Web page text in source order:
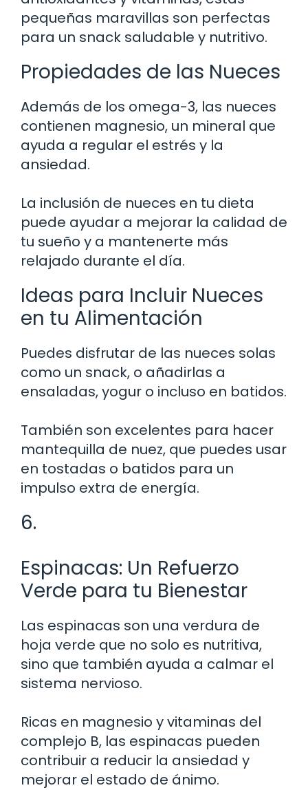
pequeñas maravillas son perfectas
para un snack saludable y nutritivo.
Propiedades de las Nueces
Además de los omega-3, las nueces
contienen magnesio, un mineral que
ayuda a regular el estrés y la
ansiedad.
La inclusión de nueces en tu dieta
puede ayudar a mejorar la calidad de
tu sueño y a mantenerte más
relajado durante el día.
Ideas para Incluir Nueces
en tu Alimentación
Puedes disfrutar de las nueces solas
como un snack, o añadirlas a
ensaladas, yogur o incluso en batidos.
También son excelentes para hacer
mantequilla de nuez, que puedes usar
en tostadas o batidos para un
impulso extra de energía.
6.
Espinacas: Un Refuerzo
Verde para tu Bienestar
Las espinacas son una verdura de
hoja verde que no solo es nutritiva,
sino que también ayuda a calmar el
sistema nervioso.
Ricas en magnesio y vitaminas del
complejo B, las espinacas pueden
contribuir a reducir la ansiedad y
mejorar el estado de ánimo.